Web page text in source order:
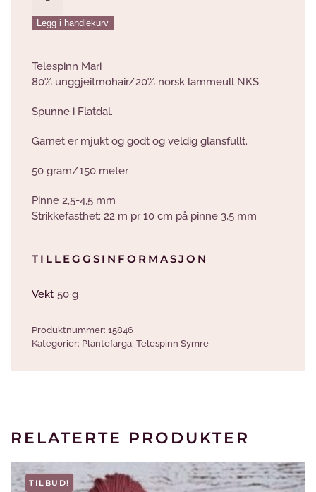
Symre
antall
Legg i handlekurv
Telespinn Mari
80% unggjeitmohair/20% norsk lammeull NKS.
Spunne i Flatdal.
Garnet er mjukt og godt og veldig glansfullt.
50 gram/150 meter
Pinne 2,5-4,5 mm
Strikkefasthet: 22 m pr 10 cm på pinne 3,5 mm
TILLEGGSINFORMASJON
Vekt 50 g
Produktnummer: 15846
Kategorier: Plantefarga Telespinn Symre
RELATERTE PRODUKTER
TILBUD!